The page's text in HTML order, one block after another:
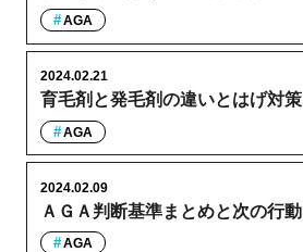
AGA
育毛剤と発毛剤の違いとはげ対策
2024.02.21
AGA
ＡＧＡ判断基準まとめと次の行動
2024.02.09
AGA